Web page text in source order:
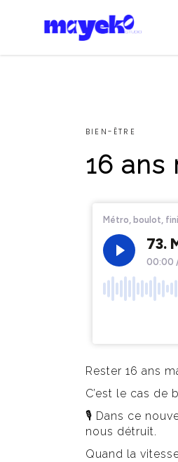
BIEN-ÊTRE
16
Rester 16 ans
C’est le cas de
🎙️ Dans ce
nous détruit.
Quand la